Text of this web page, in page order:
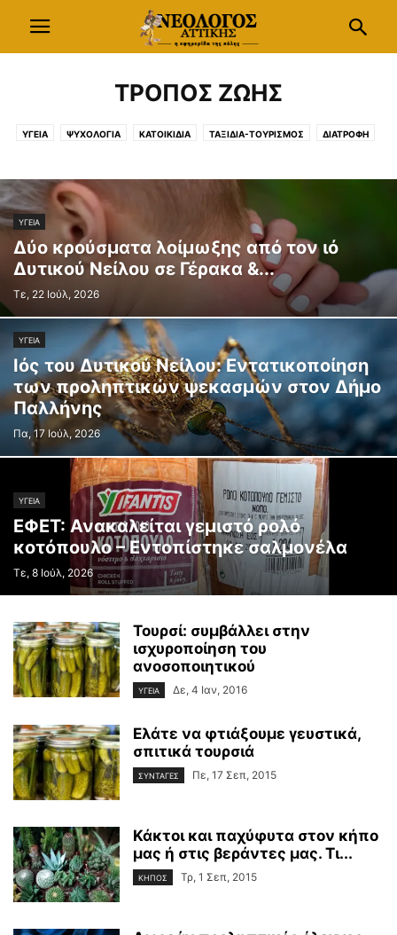
ΤΡΟΠΟΣ ΖΩΗΣ
ΥΓΕΙΑ ΨΥΧΟΛΟΓΙΑ ΚΑΤΟΙΚΙΔΙΑ ΤΑΞΙΔΙΑ-ΤΟΥΡΙΣΜΟΣ ΔΙΑΤΡΟΦΗ
ΥΓΕΙΑ
Δύο κρούσματα λοίμωξης από τον ιό
Δυτικού Νείλου σε Γέρακα &...
Τε, 22 Ιούλ, 2026
ΥΓΕΙΑ
Ιός του Δυτικού Νείλου: Εντατικοποίηση
των προληπτικών ψεκασμών στον Δήμο
Παλλήνης
Πα, 17 Ιούλ, 2026
ΥΓΕΙΑ
ΕΦΕΤ: Ανακαλείται γεμιστό ρολό
κοτόπουλο – Εντοπίστηκε σαλμονέλα
Τε, 8 Ιούλ, 2026
Τουρσί: συμβάλλει στην
ισχυροποίηση του
ανοσοποιητικού
ΥΓΕΙΑ Δε, 4 Ιαν, 2016
Ελάτε να φτιάξουμε γευστικά,
σπιτικά τουρσιά
ΣΥΝΤΑΓΕΣ Πε, 17 Σεπ, 2015
Κάκτοι και παχύφυτα στον κήπο
μας ή στις βεράντες μας. Τι...
ΚΗΠΟΣ Τρ, 1 Σεπ, 2015